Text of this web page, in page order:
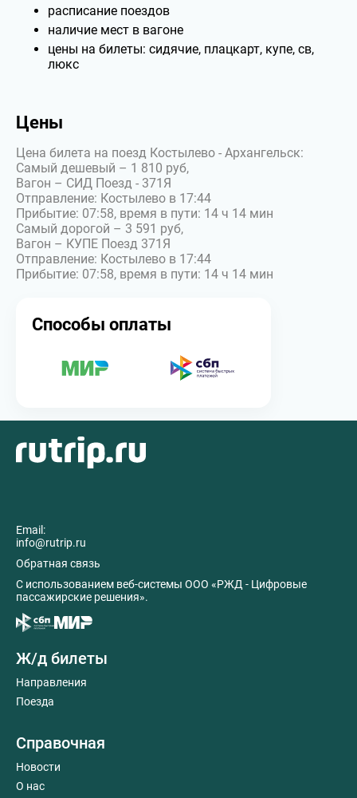
расписание поездов
наличие мест в вагоне
цены на билеты: сидячие, плацкарт, купе, св,
люкс
Цены
Цена билета на поезд Костылево - Архангельск:
Самый дешевый – 1 810 руб,
Вагон – СИД Поезд - 371Я
Отправление: Костылево в 17:44
Прибытие: 07:58, время в пути: 14 ч 14 мин
Самый дорогой – 3 591 руб,
Вагон – КУПЕ Поезд 371Я
Отправление: Костылево в 17:44
Прибытие: 07:58, время в пути: 14 ч 14 мин
Способы оплаты
Email:
info@rutrip.ru
Обратная связь
C использованием веб-системы ООО «РЖД - Цифровые
пассажирские решения».
Ж/д билеты
Направления
Поезда
Справочная
Новости
О нас